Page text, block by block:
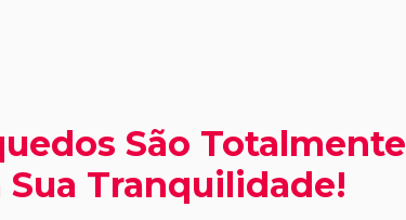
São Totalmente
Sua Tranquilidade!